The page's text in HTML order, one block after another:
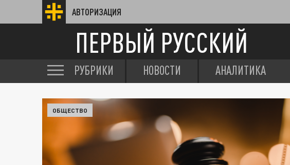
АВТОРИЗАЦИЯ
ПЕРВЫЙ РУССКИЙ
РУБРИКИ НОВОСТИ АНАЛИТИКА
ОБЩЕСТВО